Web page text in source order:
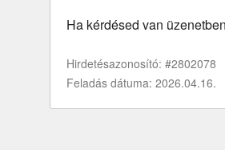
Ha kérdésed van
Hirdetésazonosító: #2802078
Feladás dátuma: 2026.04.16.